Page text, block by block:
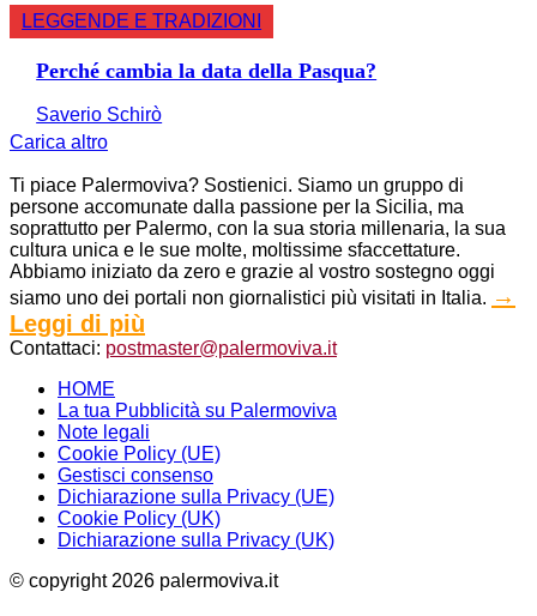
LEGGENDE E TRADIZIONI
Perché cambia la data della Pasqua?
Saverio Schirò
Carica altro
Ti piace Palermoviva? Sostienici. Siamo un gruppo di
persone accomunate dalla passione per la Sicilia, ma
soprattutto per Palermo, con la sua storia millenaria, la sua
cultura unica e le sue molte, moltissime sfaccettature.
Abbiamo iniziato da zero e grazie al vostro sostegno oggi
siamo uno dei portali non giornalistici più visitati in Italia. →
Leggi di più
Contattaci: postmaster@palermoviva.it
HOME
La tua Pubblicità su Palermoviva
Note legali
Cookie Policy (UE)
Gestisci consenso
Dichiarazione sulla Privacy (UE)
Cookie Policy (UK)
Dichiarazione sulla Privacy (UK)
© copyright 2026 palermoviva.it